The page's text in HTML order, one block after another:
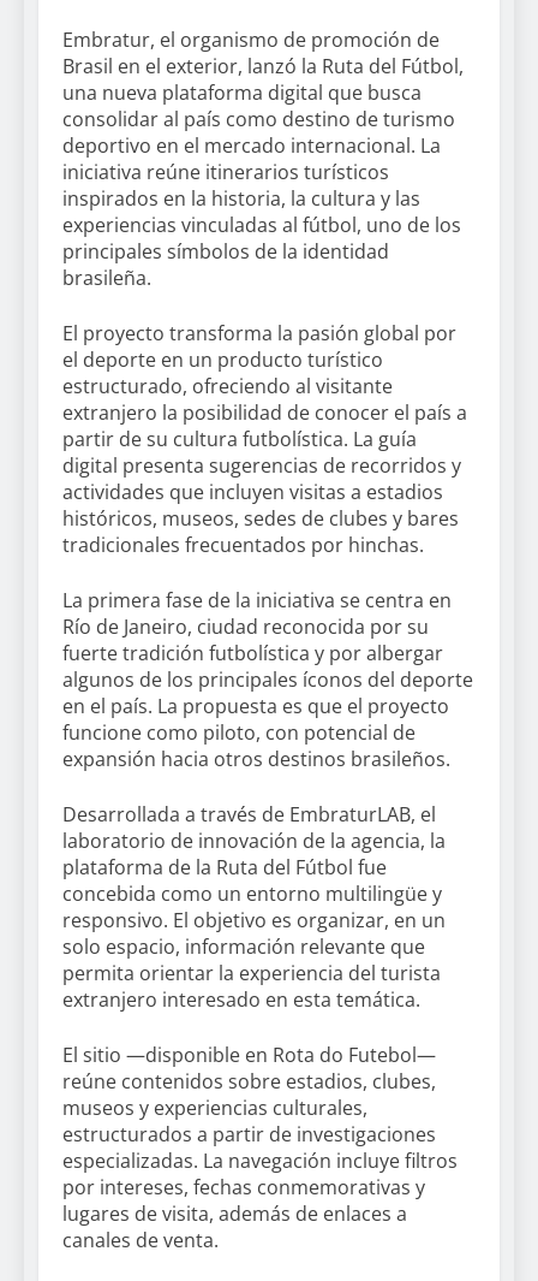
Embratur, el organismo de promoción de
Brasil en el exterior, lanzó la Ruta del Fútbol,
una nueva plataforma digital que busca
consolidar al país como destino de turismo
deportivo en el mercado internacional. La
iniciativa reúne itinerarios turísticos
inspirados en la historia, la cultura y las
experiencias vinculadas al fútbol, uno de los
principales símbolos de la identidad
brasileña.
El proyecto transforma la pasión global por
el deporte en un producto turístico
estructurado, ofreciendo al visitante
extranjero la posibilidad de conocer el país a
partir de su cultura futbolística. La guía
digital presenta sugerencias de recorridos y
actividades que incluyen visitas a estadios
históricos, museos, sedes de clubes y bares
tradicionales frecuentados por hinchas.
La primera fase de la iniciativa se centra en
Río de Janeiro, ciudad reconocida por su
fuerte tradición futbolística y por albergar
algunos de los principales íconos del deporte
en el país. La propuesta es que el proyecto
funcione como piloto, con potencial de
expansión hacia otros destinos brasileños.
Desarrollada a través de EmbraturLAB, el
laboratorio de innovación de la agencia, la
plataforma de la Ruta del Fútbol fue
concebida como un entorno multilingüe y
responsivo. El objetivo es organizar, en un
solo espacio, información relevante que
permita orientar la experiencia del turista
extranjero interesado en esta temática.
El sitio —disponible en Rota do Futebol—
reúne contenidos sobre estadios, clubes,
museos y experiencias culturales,
estructurados a partir de investigaciones
especializadas. La navegación incluye filtros
por intereses, fechas conmemorativas y
lugares de visita, además de enlaces a
canales de venta.